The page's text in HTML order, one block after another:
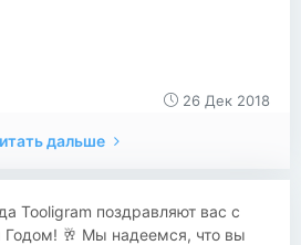
26 Дек 2018
дальше
Tooligram поздравляют вас с
🥂 Мы надеемся, что вы